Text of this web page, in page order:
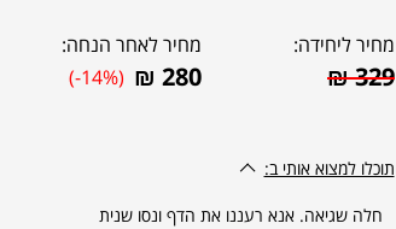
מחיר ליחידה:
₪329
מחיר לאחר הנחה:
₪ 280
(-14%)
תוכלו למצוא אותי ב:
חלה שגיאה. אנא רעננו את הדף ונסו שנית